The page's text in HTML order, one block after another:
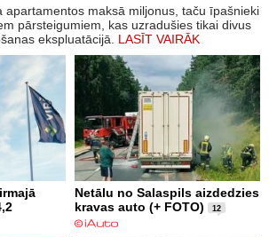
apartamentos maksā miljonus, taču īpašnieki
pārsteigumiem, kas uzradušies tikai divus
ekspluatācijā. LASĪT VAIRĀK
Netālu no Salaspils aizdedzies
kravas auto (+ FOTO)
12